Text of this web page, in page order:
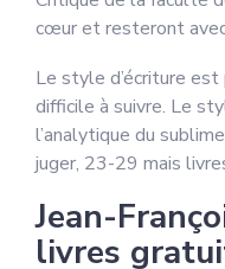
cœur et resteront
Le style d’écriture
difficile à suivre. Le
l’analytique du
juger, 23-29 mais
Jean-
livres